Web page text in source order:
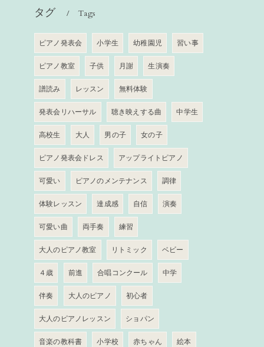
タグ Tags
ピアノ発表会 小学生 幼稚園児 習い事
ピアノ教室 子供 月謝 生演奏
譜読み レッスン 無料体験
発表会リハーサル 聴き映えする曲 中学生
高校生 大人 男の子 女の子
ピアノ発表会ドレス アップライトピアノ
可愛い ピアノのメンテナンス 調律
体験レッスン 達成感 自信 演奏
可愛い曲 両手奏 練習
大人のピアノ教室 リトミック ベビー
４歳 前進 合唱コンクール 中学
伴奏 大人のピアノ 初心者
大人のピアノレッスン ショパン
音楽の教科書 小学校 赤ちゃん 絵本